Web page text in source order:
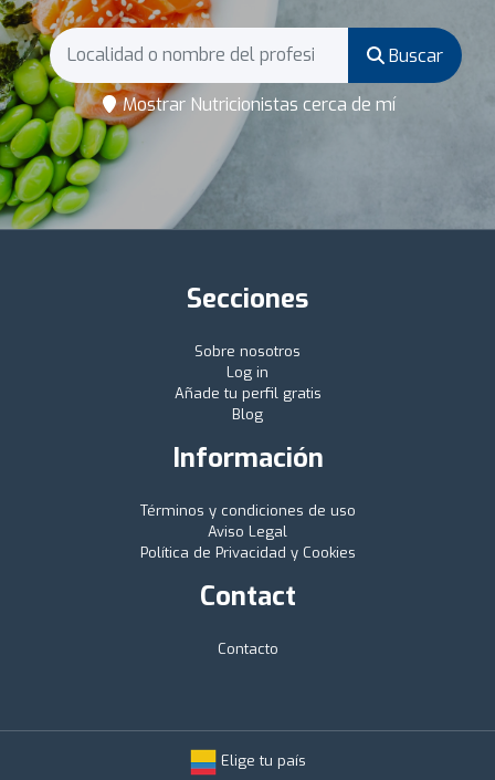
Buscar
Mostrar Nutricionistas cerca de mí
Secciones
Sobre nosotros
Log in
Añade tu perfil gratis
Blog
Información
Términos y condiciones de uso
Aviso Legal
Política de Privacidad y Cookies
Contact
Contacto
Elige tu país